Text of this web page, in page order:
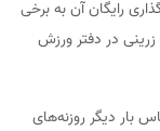
رایگان آن به برخی
در دفتر ورزش
بار دیگر روزنه‌های